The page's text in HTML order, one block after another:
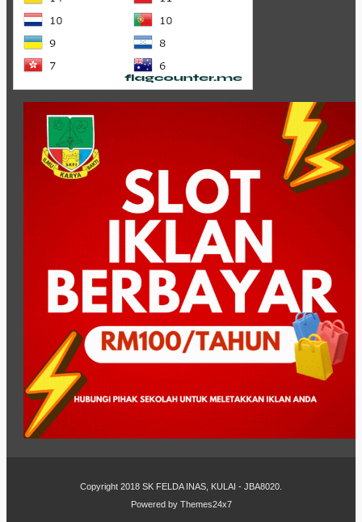
Copyright 2018 SK FELDA INAS, KULAI - JBA8020
Powered by Themes24x7